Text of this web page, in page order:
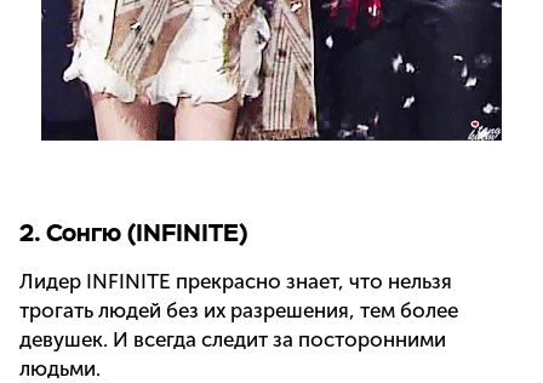
2. Сонгю (INFINITE)
Лидер INFINITE прекрасно знает, что нельзя
трогать людей без их разрешения, тем более
девушек. И всегда следит за посторонними
людьми.